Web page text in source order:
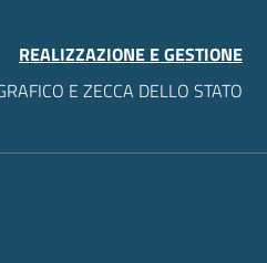
REALIZZAZIONE E GESTIONE
E ZECCA DELLO STATO